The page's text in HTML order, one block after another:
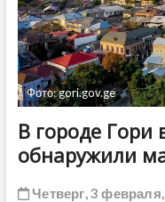
Фото: gori.gov.ge
В городе Гори
обнаружили
Четверг, 3